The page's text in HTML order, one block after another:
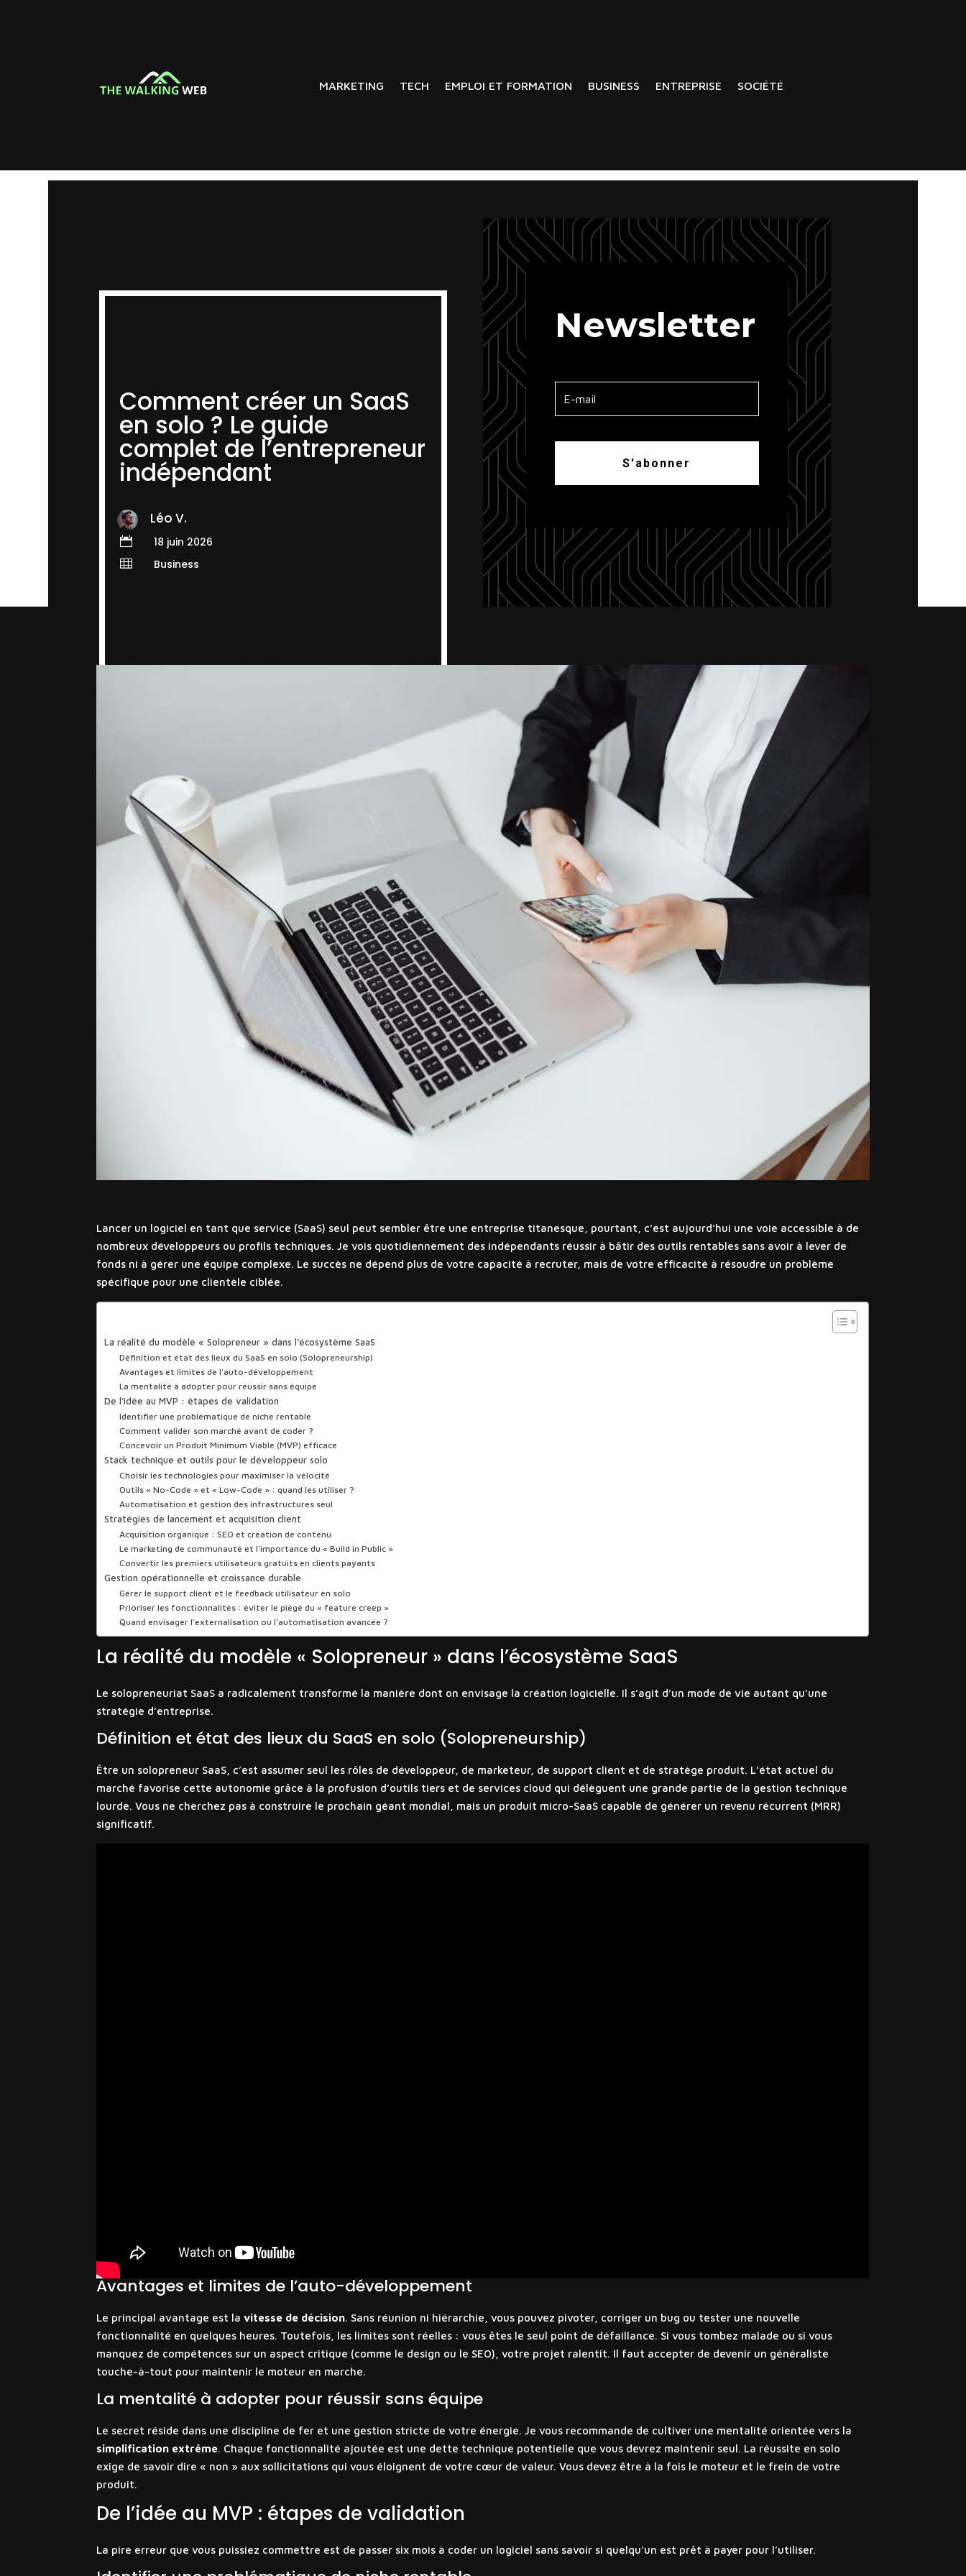
MARKETING TECH EMPLOI ET FORMATION BUSINESS ENTREPRISE SOCIÉTÉ
Comment créer un SaaS
en solo ? Le guide
complet de l’entrepreneur
indépendant
Léo V.
 18 juin 2026
 Business
Newsletter
S'abonner
Lancer un logiciel en tant que service (SaaS) seul peut sembler être une entreprise titanesque, pourtant, c’est aujourd’hui une voie accessible à de
nombreux développeurs ou profils techniques. Je vois quotidiennement des indépendants réussir à bâtir des outils rentables sans avoir à lever de
fonds ni à gérer une équipe complexe. Le succès ne dépend plus de votre capacité à recruter, mais de votre efficacité à résoudre un problème
spécifique pour une clientèle ciblée.
La réalité du modèle « Solopreneur » dans l’écosystème SaaS
Définition et état des lieux du SaaS en solo (Solopreneurship)
Avantages et limites de l’auto-développement
La mentalité à adopter pour réussir sans équipe
De l’idée au MVP : étapes de validation
Identifier une problématique de niche rentable
Comment valider son marché avant de coder ?
Concevoir un Produit Minimum Viable (MVP) efficace
Stack technique et outils pour le développeur solo
Choisir les technologies pour maximiser la vélocité
Outils « No-Code » et « Low-Code » : quand les utiliser ?
Automatisation et gestion des infrastructures seul
Stratégies de lancement et acquisition client
Acquisition organique : SEO et création de contenu
Le marketing de communauté et l’importance du « Build in Public »
Convertir les premiers utilisateurs gratuits en clients payants
Gestion opérationnelle et croissance durable
Gérer le support client et le feedback utilisateur en solo
Prioriser les fonctionnalités : éviter le piège du « feature creep »
Quand envisager l’externalisation ou l’automatisation avancée ?
La réalité du modèle « Solopreneur » dans l’écosystème SaaS
Le solopreneuriat SaaS a radicalement transformé la manière dont on envisage la création logicielle. Il s’agit d’un mode de vie autant qu’une
stratégie d’entreprise.
Définition et état des lieux du SaaS en solo (Solopreneurship)
Être un solopreneur SaaS, c’est assumer seul les rôles de développeur, de marketeur, de support client et de stratège produit. L’état actuel du
marché favorise cette autonomie grâce à la profusion d’outils tiers et de services cloud qui délèguent une grande partie de la gestion technique
lourde. Vous ne cherchez pas à construire le prochain géant mondial, mais un produit micro-SaaS capable de générer un revenu récurrent (MRR)
significatif.
Avantages et limites de l’auto-développement
Le principal avantage est lavitesse de décision. Sans réunion ni hiérarchie, vous pouvez pivoter, corriger un bug ou tester une nouvelle
fonctionnalité en quelques heures. Toutefois, les limites sont réelles : vous êtes le seul point de défaillance. Si vous tombez malade ou si vous
manquez de compétences sur un aspect critique (comme le design ou le SEO), votre projet ralentit. Il faut accepter de devenir un généraliste
touche-à-tout pour maintenir le moteur en marche.
La mentalité à adopter pour réussir sans équipe
Le secret réside dans une discipline de fer et une gestion stricte de votre énergie. Je vous recommande de cultiver une mentalité orientée vers la
simplification extrême. Chaque fonctionnalité ajoutée est une dette technique potentielle que vous devrez maintenir seul. La réussite en solo
exige de savoir dire « non » aux sollicitations qui vous éloignent de votre cœur de valeur. Vous devez être à la fois le moteur et le frein de votre
produit.
De l’idée au MVP : étapes de validation
La pire erreur que vous puissiez commettre est de passer six mois à coder un logiciel sans savoir si quelqu’un est prêt à payer pour l’utiliser.